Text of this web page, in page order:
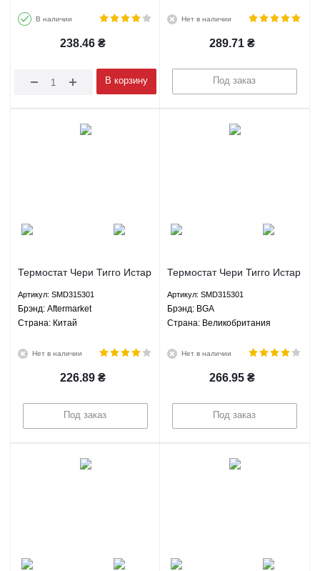
В наличии
238.46 ₴
В корзину
Нет в наличии
289.71 ₴
Под заказ
Термостат Чери Тигго Истар
Вол Хавал Н6 Aftermarket
SMD315301
Артикул: SMD315301
Брэнд: Aftermarket
Страна: Китай
Нет в наличии
226.89 ₴
Под заказ
Термостат Чери Тигго Истар
Вол Хавал Н6 BGA
SMD315301
Артикул: SMD315301
Брэнд: BGA
Страна: Великобритания
Нет в наличии
266.95 ₴
Под заказ